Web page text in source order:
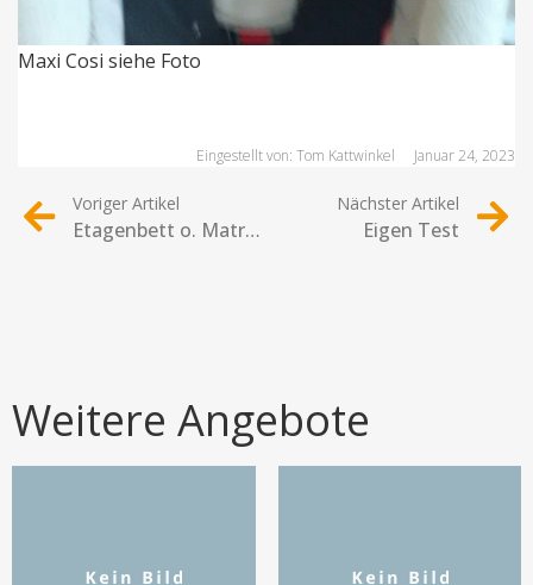
Maxi Cosi siehe Foto
Eingestellt von: Tom Kattwinkel Januar 24, 2023
Voriger Artikel
Etagenbett o. Matratzen
Nächster Artikel
Eigen Test
Weitere Angebote